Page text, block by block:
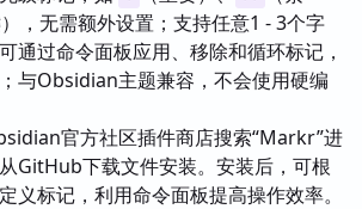
），无需额外设置；支持任意1 - 3个字
通过命令面板应用、移除和循环标记，
与Obsidian主题兼容，不会使用硬编
官方社区插件商店搜索“Markr”进
GitHub下载文件安装。安装后，可根
义标记，利用命令面板提高操作效率。